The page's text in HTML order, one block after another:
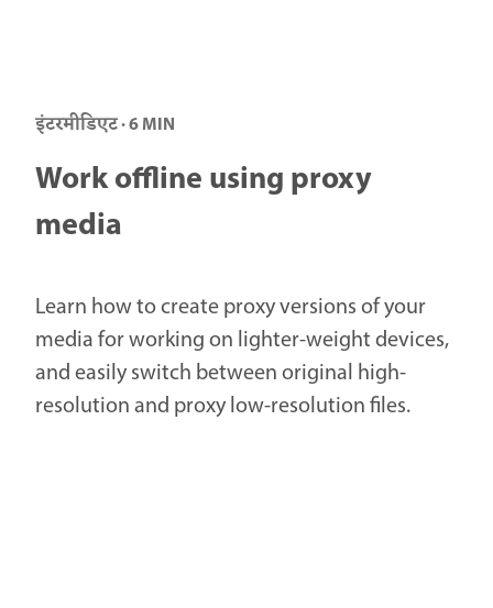
इंटरमीडिएट · 6 MIN
Work offline using proxy
media
Learn how to create proxy versions of your
media for working on lighter-weight devices,
and easily switch between original high-
resolution and proxy low-resolution files.